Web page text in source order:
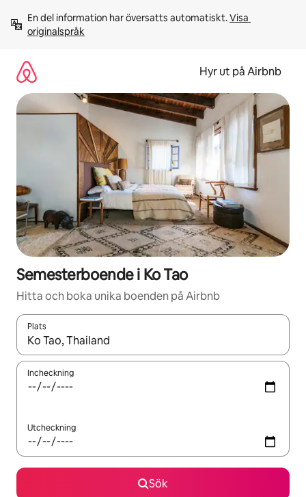
innehåll
En del information har översatts automatiskt. Visa
originalspråk
Hyr ut på Airbnb
Semesterboende i Ko Tao
Hitta och boka unika boenden på Airbnb
Plats
När resultaten är tillgängliga kan du navigera med upp- och
Incheckning
Utcheckning
Sök